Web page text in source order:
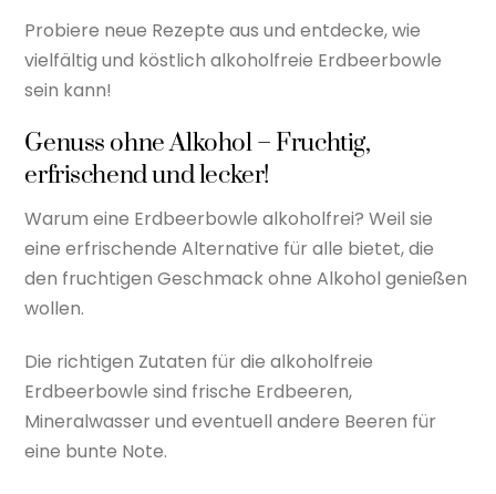
Probiere neue Rezepte aus und entdecke, wie
vielfältig und köstlich alkoholfreie Erdbeerbowle
sein kann!
Genuss ohne Alkohol – Fruchtig,
erfrischend und lecker!
Warum eine Erdbeerbowle alkoholfrei? Weil sie
eine erfrischende Alternative für alle bietet, die
den fruchtigen Geschmack ohne Alkohol genießen
wollen.
Die richtigen Zutaten für die alkoholfreie
Erdbeerbowle sind frische Erdbeeren,
Mineralwasser und eventuell andere Beeren für
eine bunte Note.